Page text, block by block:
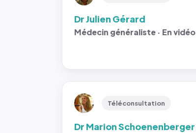
Dr Julien Gérard
Médecin généraliste · En vidéo
Téléconsultation
Dr Marion Schoenenberger